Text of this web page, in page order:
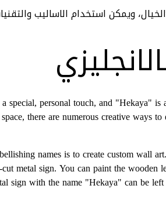
ويمكن استخدام الاساليب
special, personal touch, and "Hekaya"
there are numerous creative ways
names is to create custom wall
metal sign. You can paint the
sign with the name "Hekaya" can be